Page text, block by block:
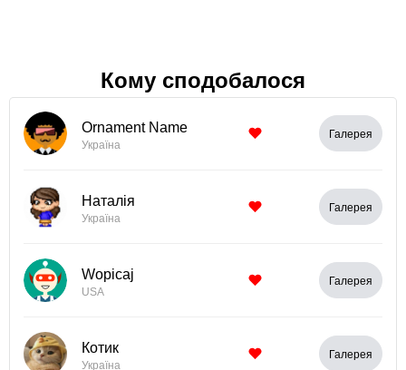
Кому сподобалося
Ornament Name
Україна
Галерея
Наталія
Україна
Галерея
Wopicaj
USA
Галерея
Котик
Україна
Галерея